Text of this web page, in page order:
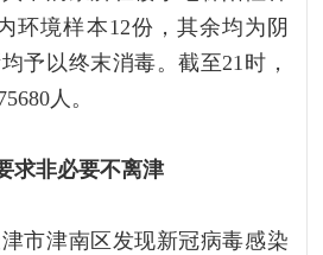
环境样本12份，其余均为阴
予以终末消毒。截至21时，
人。
求非必要不离津
市津南区发现新冠病毒感染